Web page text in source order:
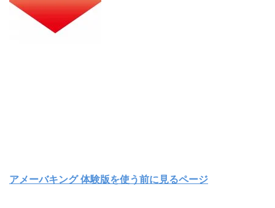
アメーバキング 体験版を使う前に見るページ